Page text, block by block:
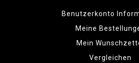
Benutzerkonto
Meine
Mein
Vergleichen